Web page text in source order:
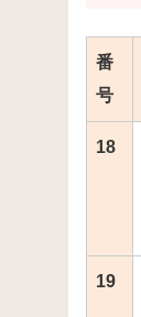
番
号
18
19